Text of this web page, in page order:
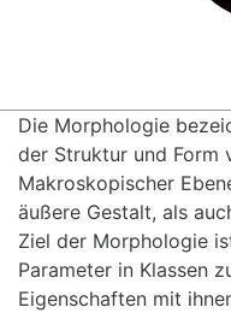
Die Morphologie
der Struktur und Form
Makroskopischer
äußere Gestalt, als
Ziel der Morphologie
Parameter in Klassen
Eigenschaften mit